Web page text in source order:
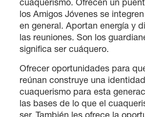
cuaquerismo. Ofrecen un
los Amigos Jóvenes se
en general. Aportan energía y
las reuniones. Son los
significa ser cuáquero.
Ofrecer oportunidades para
reúnan construye una
cuaquerismo para esta
las bases de lo que el